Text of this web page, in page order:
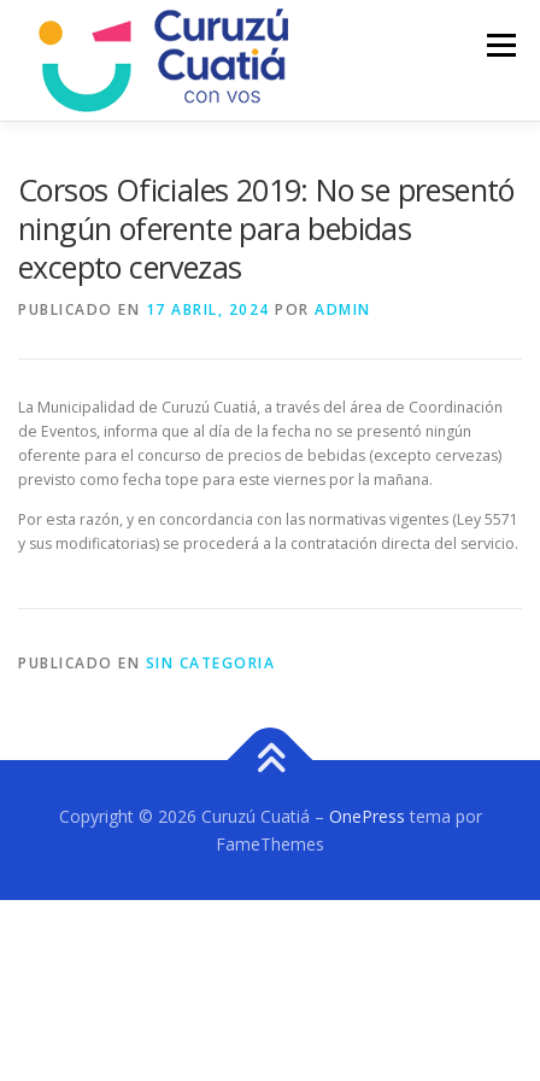
contenido
Menú
AUTOGESTION
Corsos Oficiales 2019: No se presentó
ningún oferente para bebidas
excepto cervezas
PUBLICADO EN 17 ABRIL, 2024 POR ADMIN
La Municipalidad de Curuzú Cuatiá, a través del área de Coordinación
de Eventos, informa que al día de la fecha no se presentó ningún
oferente para el concurso de precios de bebidas (excepto cervezas)
previsto como fecha tope para este viernes por la mañana.
Por esta razón, y en concordancia con las normativas vigentes (Ley 5571
y sus modificatorias) se procederá a la contratación directa del servicio.
PUBLICADO EN SIN CATEGORIA
Copyright © 2026 Curuzú Cuatiá – OnePress tema por
FameThemes